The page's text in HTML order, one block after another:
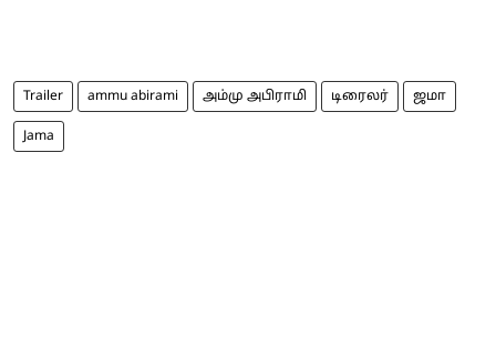
Trailer ammu abirami அம்மு அபிராமி டிரைலர் ஜமா
Jama